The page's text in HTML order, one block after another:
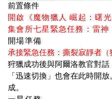
前置條件
開啟《魔物獵人 崛起：曙
集會所七星緊急任務：雷神
開場準備
承接緊急任務：撕裂寂靜者（
狩獵成功後與阿爾洛教官對
「迅速切換」也會在此時開
成。